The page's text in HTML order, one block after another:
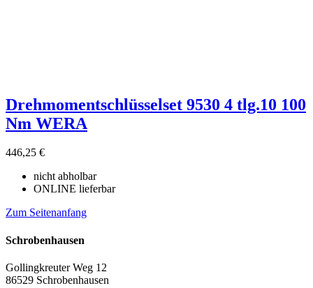
Drehmomentschlüsselset 9530 4 tlg.10 100
Nm WERA
446,25 €
nicht abholbar
ONLINE lieferbar
Zum Seitenanfang
Schrobenhausen
Gollingkreuter Weg 12
86529 Schrobenhausen